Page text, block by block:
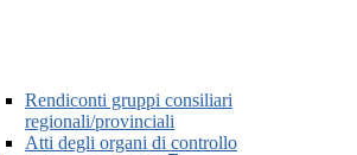
Rendiconti gruppi consiliari
regionali/provinciali
Atti degli organi di controllo